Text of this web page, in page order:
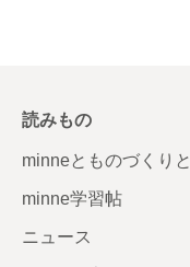
読みもの
minneとものづくりと
minne学習帖
ニュース